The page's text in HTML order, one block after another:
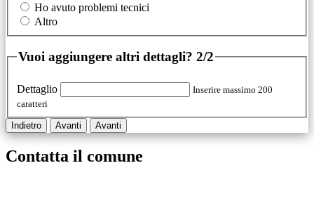
Ho avuto problemi tecnici
Altro
Vuoi aggiungere altri dettagli? 2/2
Dettaglio
Inserire massimo 200
caratteri
Indietro Avanti Avanti
Contatta il comune